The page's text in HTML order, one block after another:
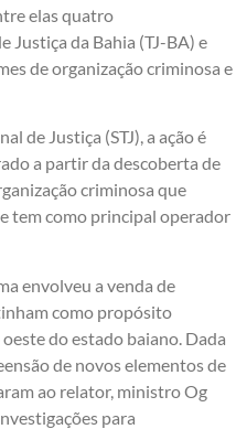
elas quatro
Justiça da Bahia (TJ-BA) e
de organização criminosa e
de Justiça (STJ), a ação é
a partir da descoberta de
criminosa que
tem como principal operador
envolveu a venda de
como propósito
do estado baiano. Dada
de novos elementos de
ao relator, ministro Og
para